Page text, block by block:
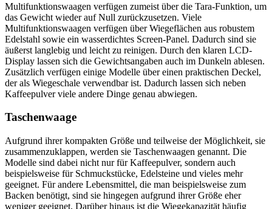
Multifunktionswaagen verfügen zumeist über die Tara-Funktion, um
das Gewicht wieder auf Null zurückzusetzen. Viele
Multifunktionswaagen verfügen über Wiegeflächen aus robustem
Edelstahl sowie ein wasserdichtes Screen-Panel. Dadurch sind sie
äußerst langlebig und leicht zu reinigen. Durch den klaren LCD-
Display lassen sich die Gewichtsangaben auch im Dunkeln ablesen.
Zusätzlich verfügen einige Modelle über einen praktischen Deckel,
der als Wiegeschale verwendbar ist. Dadurch lassen sich neben
Kaffeepulver viele andere Dinge genau abwiegen.
Taschenwaage
Aufgrund ihrer kompakten Größe und teilweise der Möglichkeit, sie
zusammenzuklappen, werden sie Taschenwaagen genannt. Die
Modelle sind dabei nicht nur für Kaffeepulver, sondern auch
beispielsweise für Schmuckstücke, Edelsteine und vieles mehr
geeignet. Für andere Lebensmittel, die man beispielsweise zum
Backen benötigt, sind sie hingegen aufgrund ihrer Größe eher
weniger geeignet. Darüber hinaus ist die Wiegekapazität häufig